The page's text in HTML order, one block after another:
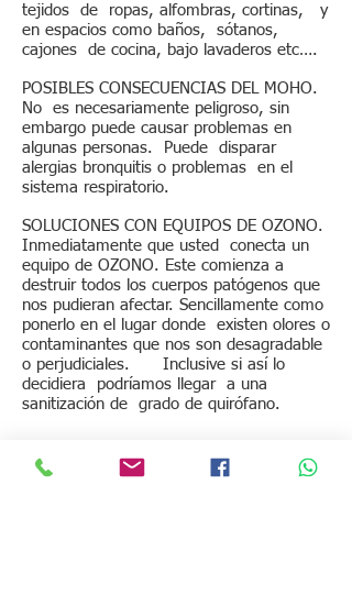
tejidos de ropas, alfombras, cortinas, y
en espacios como baños, sótanos,
cajones de cocina, bajo lavaderos etc….
POSIBLES CONSECUENCIAS DEL MOHO.
No es necesariamente peligroso, sin
embargo puede causar problemas en
algunas personas. Puede disparar
alergias bronquitis o problemas en el
sistema respiratorio.
SOLUCIONES CON EQUIPOS DE OZONO.
Inmediatamente que usted conecta un
equipo de OZONO. Este comienza a
destruir todos los cuerpos patógenos que
nos pudieran afectar. Sencillamente como
ponerlo en el lugar donde existen olores o
contaminantes que nos son desagradable
o perjudiciales. Inclusive si así lo
decidiera podríamos llegar a una
sanitización de grado de quirófano.
COMO ACTUA EL OZONO CON VIRUS Y
BACTERIAS ?